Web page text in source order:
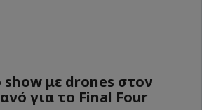
με drones στον
για το Final Four